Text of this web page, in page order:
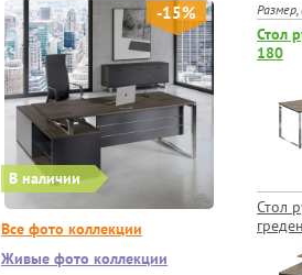
В наличии
-15%
Все фото коллекции
Живые фото коллекции
Размер,
Стол
180
Стол